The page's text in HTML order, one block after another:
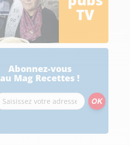
TV
Abonnez-vous
au Mag Recettes !